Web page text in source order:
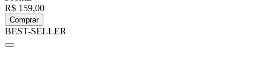
R$ 159,00
Comprar
BEST-SELLER